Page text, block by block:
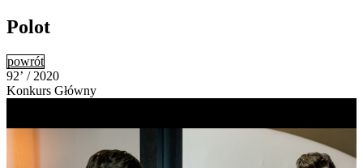
Polot
powrót
92’ / 2020
Konkurs Główny